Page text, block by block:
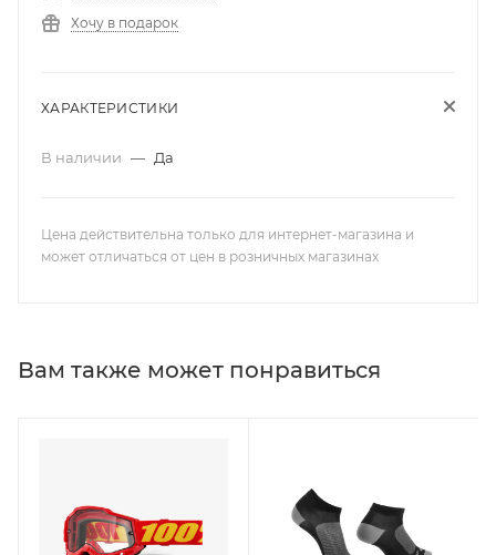
Хочу в подарок
ХАРАКТЕРИСТИКИ
В наличии — Да
Цена действительна только для интернет-магазина и
может отличаться от цен в розничных магазинах
Вам также может понравиться